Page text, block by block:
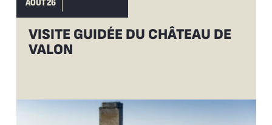
AOÛT 26
VISITE GUIDÉE DU CHÂTEAU DE
VALON